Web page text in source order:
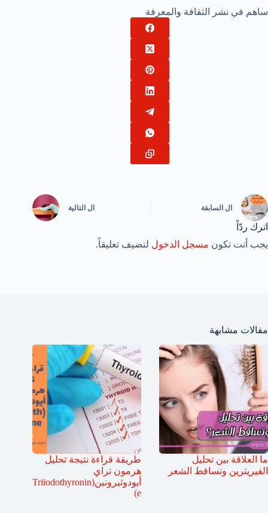
ساهم في نشر الثقافة والمعرفة
ال السابقة ال التالية
اترك ردّاً
يجب أنت تكون مسجل الدخول لتضيف تعليقاً.
مقالات مشابهة
ما العلاقة بين تحليل
الفيريترين وتساقط الشعر
طريقة قراءة نتيجة تحليل
هرمون تراي
أيودوثيرونين(Triiodothyronin
e)